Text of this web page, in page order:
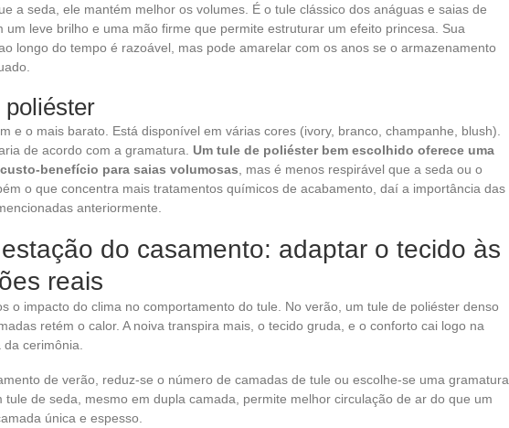
a seda, ele mantém melhor os volumes. É o tule clássico dos anáguas e saias de
um leve brilho e uma mão firme que permite estruturar um efeito princesa. Sua
longo do tempo é razoável, mas pode amarelar com os anos se o armazenamento
poliéster
e o mais barato. Está disponível em várias cores (ivory, branco, champanhe, blush).
de acordo com a gramatura. Um tule de poliéster bem escolhido oferece uma
benefício para saias volumosas , mas é menos respirável que a seda ou o
o que concentra mais tratamentos químicos de acabamento, daí a importância das
anteriormente.
do casamento: adaptar o tecido às
reais
o impacto do clima no comportamento do tule. No verão, um tule de poliéster denso
retém o calor. A noiva transpira mais, o tecido gruda, e o conforto cai logo na
cerimônia.
de verão, reduz-se o número de camadas de tule ou escolhe-se uma gramatura
tule de seda, mesmo em dupla camada, permite melhor circulação de ar do que um
única e espesso.